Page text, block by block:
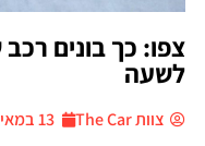
צפו: כך בונים
לשעה
צוות The Car 13 במאי, 2015